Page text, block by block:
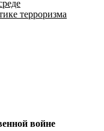
терроризма
войне